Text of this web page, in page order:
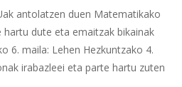
antolatzen duen Matematikako
dute eta emaitzak bikainak
6. maila: Lehen Hezkuntzako 4.
irabazleei eta parte hartu zuten